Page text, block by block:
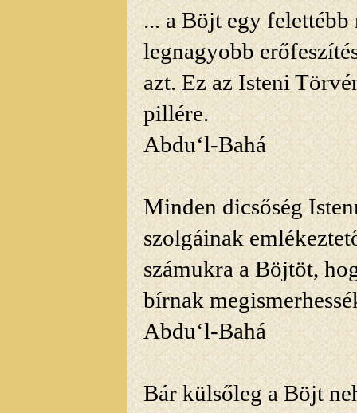
... a Böjt egy felettébb
legnagyobb
azt. Ez az Isteni
pillére.
Abdu‘l-Bahá
Minden dicsőség
szolgáinak
számukra a Böjtöt,
bírnak
Abdu‘l-Bahá
Bárkülsőleg a Böjt